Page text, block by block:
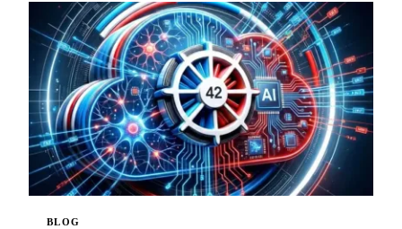
BLOG